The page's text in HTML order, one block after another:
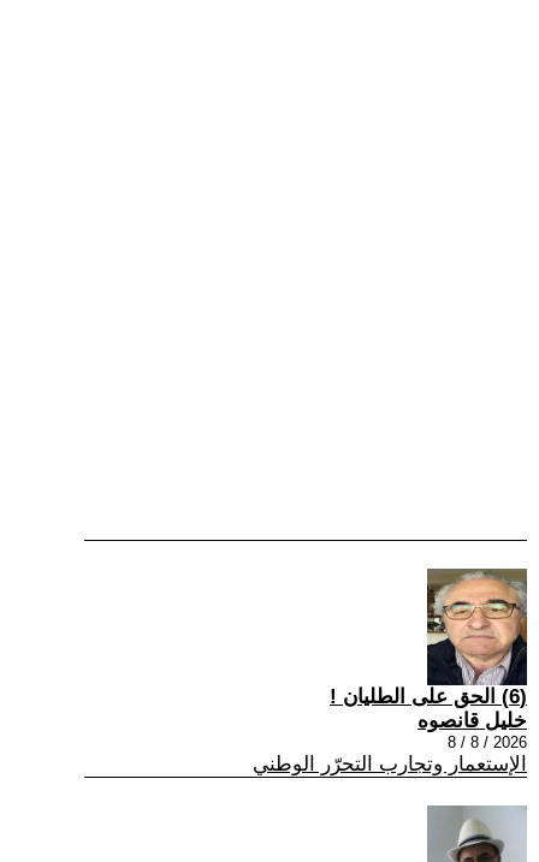
(6) الحق على الطليان !
خليل قانصوه
2026 / 8 / 8
الإستعمار وتجارب التحرّر الوطني